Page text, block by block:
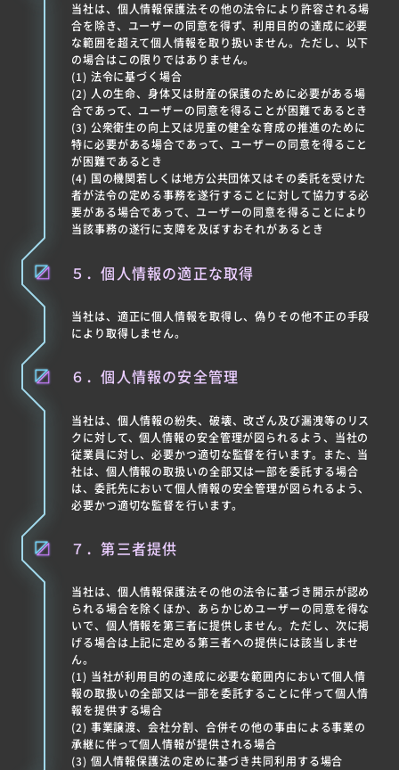
当社は、個人情報保護法その他の法令により許容される場
合を除き、ユーザーの同意を得ず、利用目的の達成に必要
な範囲を超えて個人情報を取り扱いません。ただし、以下
の場合はこの限りではありません。
(1) 法令に基づく場合
(2) 人の生命、身体又は財産の保護のために必要がある場
合であって、ユーザーの同意を得ることが困難であるとき
(3) 公衆衛生の向上又は児童の健全な育成の推進のために
特に必要がある場合であって、ユーザーの同意を得ること
が困難であるとき
(4) 国の機関若しくは地方公共団体又はその委託を受けた
者が法令の定める事務を遂行することに対して協力する必
要がある場合であって、ユーザーの同意を得ることにより
当該事務の遂行に支障を及ぼすおそれがあるとき
５．個人情報の適正な取得
当社は、適正に個人情報を取得し、偽りその他不正の手段
により取得しません。
６．個人情報の安全管理
当社は、個人情報の紛失、破壊、改ざん及び漏洩等のリス
クに対して、個人情報の安全管理が図られるよう、当社の
従業員に対し、必要かつ適切な監督を行います。また、当
社は、個人情報の取扱いの全部又は一部を委託する場合
は、委託先において個人情報の安全管理が図られるよう、
必要かつ適切な監督を行います。
７．第三者提供
当社は、個人情報保護法その他の法令に基づき開示が認め
られる場合を除くほか、あらかじめユーザーの同意を得な
いで、個人情報を第三者に提供しません。ただし、次に掲
げる場合は上記に定める第三者への提供には該当しませ
ん。
(1) 当社が利用目的の達成に必要な範囲内において個人情
報の取扱いの全部又は一部を委託することに伴って個人情
報を提供する場合
(2) 事業譲渡、会社分割、合併その他の事由による事業の
承継に伴って個人情報が提供される場合
(3) 個人情報保護法の定めに基づき共同利用する場合